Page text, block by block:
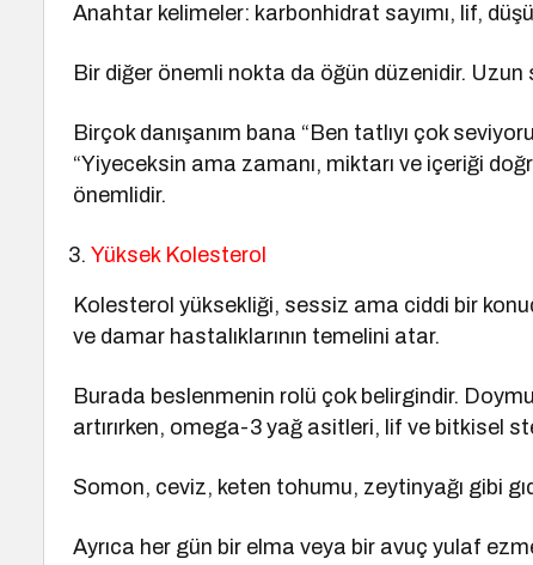
Anahtar kelimeler: karbonhidrat sayımı, lif,
Bir diğer önemli nokta da öğün düzenidir.
Birçok danışanım bana “Ben tatlıyı çok
“Yiyeceksin ama zamanı, miktarı ve içeriği
önemlidir.
Yüksek Kolesterol
Kolesterol yüksekliği, sessiz ama ciddi bir
ve damar hastalıklarının temelini atar.
Burada beslenmenin rolü çok belirgindir.
artırırken, omega-3 yağ asitleri, lif ve bitkisel
Somon, ceviz, keten tohumu, zeytinyağı gibi
Ayrıca her gün bir elma veya bir avuç yulaf